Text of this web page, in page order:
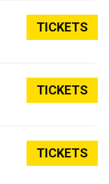
TICKETS
TICKETS
TICKETS